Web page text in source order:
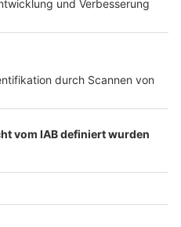
Impressum